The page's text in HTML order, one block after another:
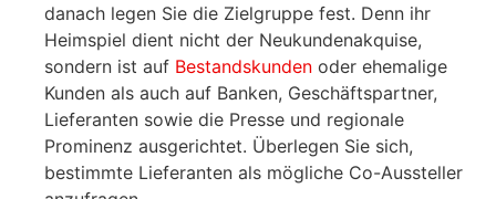
danach legen Sie die Zielgruppe fest. Denn ihr
Heimspiel dient nicht der Neukundenakquise,
sondern ist auf Bestandskunden oder ehemalige
Kunden als auch auf Banken, Geschäftspartner,
Lieferanten sowie die Presse und regionale
Prominenz ausgerichtet. Überlegen Sie sich,
bestimmte Lieferanten als mögliche Co-Aussteller